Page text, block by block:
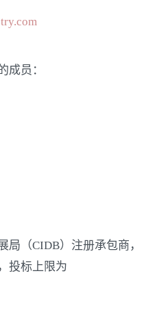
成员：
（CIDB）注册承包商，
投标上限为